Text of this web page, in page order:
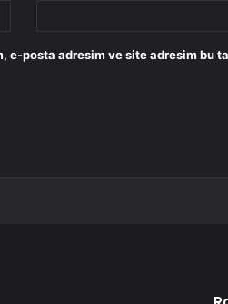
e-posta adresim ve site adresim bu